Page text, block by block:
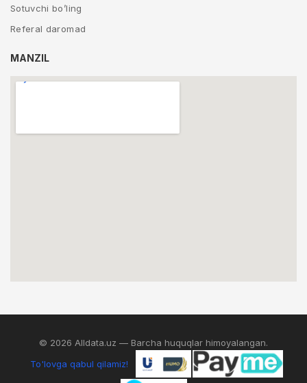
Sotuvchi bo’ling
Referal daromad
MANZIL
© 2026 Alldata.uz — Barcha huquqlar himoyalangan.
To'lovga qabul qilamiz!